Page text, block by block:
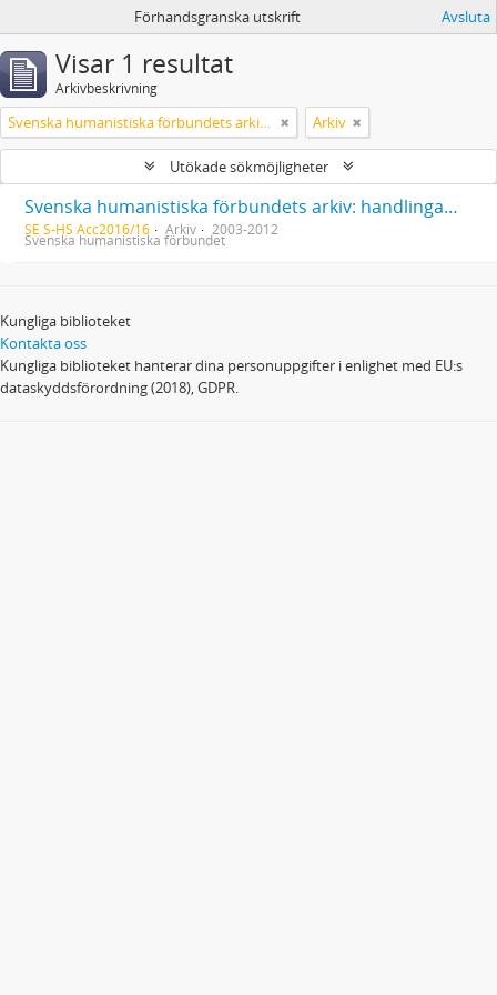
Förhandsgranska utskrift Avsluta
Visar 1 resultat
Arkivbeskrivning
Svenska humanistiska förbundets arkiv: handlingar 2003-2012 Arkiv
Utökade sökmöjligheter
Svenska humanistiska förbundets arkiv: handlingar 2003-2012
SE S-HS Acc2016/16 Arkiv 2003-2012
Svenska humanistiska förbundet
Kungliga biblioteket
Kontakta oss
Kungliga biblioteket hanterar dina personuppgifter i enlighet med EU:s
dataskyddsförordning (2018), GDPR.